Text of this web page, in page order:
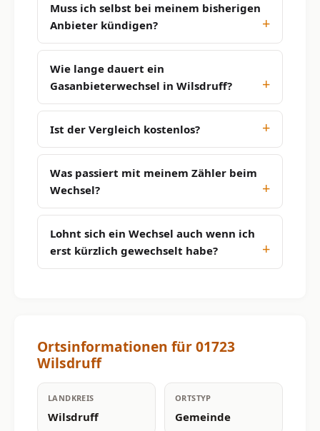
Muss ich selbst bei meinem bisherigen
Anbieter kündigen?
Wie lange dauert ein
Gasanbieterwechsel in Wilsdruff?
Ist der Vergleich kostenlos?
Was passiert mit meinem Zähler beim
Wechsel?
Lohnt sich ein Wechsel auch wenn ich
erst kürzlich gewechselt habe?
Ortsinformationen für 01723
Wilsdruff
LANDKREIS
Wilsdruff
ORTSTYP
Gemeinde